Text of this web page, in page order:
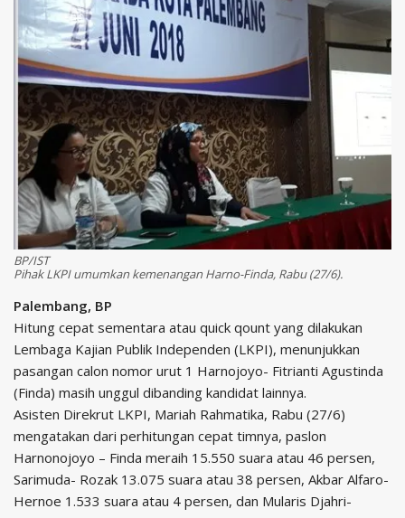
BP/IST
Pihak LKPI umumkan kemenangan Harno-Finda, Rabu (27/6).
Palembang, BP
Hitung cepat sementara atau quick qount yang dilakukan
Lembaga Kajian Publik Independen (LKPI), menunjukkan
pasangan calon nomor urut 1 Harnojoyo- Fitrianti Agustinda
(Finda) masih unggul dibanding kandidat lainnya.
Asisten Direkrut LKPI, Mariah Rahmatika, Rabu (27/6)
mengatakan dari perhitungan cepat timnya, paslon
Harnonojoyo – Finda meraih 15.550 suara atau 46 persen,
Sarimuda- Rozak 13.075 suara atau 38 persen, Akbar Alfaro-
Hernoe 1.533 suara atau 4 persen, dan Mularis Djahri-